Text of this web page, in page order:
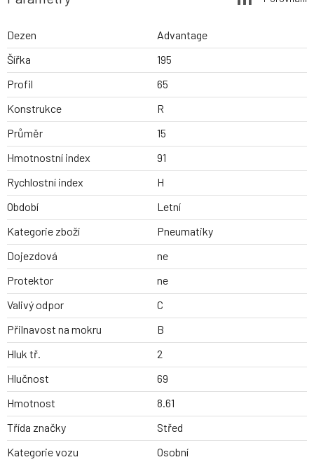
Dezen
Advantage
Šířka
195
Profil
65
Konstrukce
R
Průměr
15
Hmotnostní index
91
Rychlostní index
H
Období
Letní
Kategorie zboží
Pneumatiky
Dojezdová
ne
Protektor
ne
Valivý odpor
C
Přilnavost na mokru
B
Hluk tř.
2
Hlučnost
69
Hmotnost
8.61
Třída značky
Střed
Kategorie vozu
Osobní